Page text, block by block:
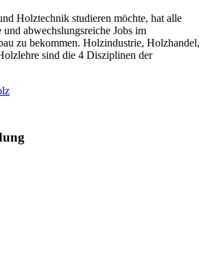
Holztechnik studieren möchte, hat alle
und abwechslungsreiche Jobs im
zu bekommen. Holzindustrie, Holzhandel,
sind die 4 Disziplinen der